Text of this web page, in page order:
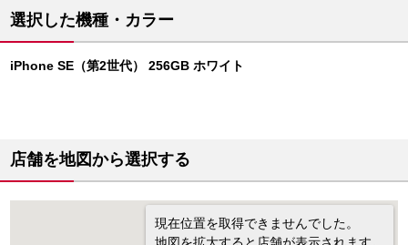
選択した機種・カラー
iPhone SE（第2世代） 256GB ホワイト
店舗を地図から選択する
現在位置を取得できませんでした。